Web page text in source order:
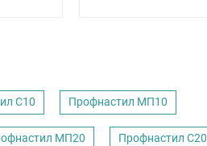
С10 Профнастил МП10
МП20 Профнастил С20